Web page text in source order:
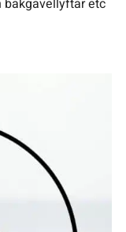
bakgavellyftar etc